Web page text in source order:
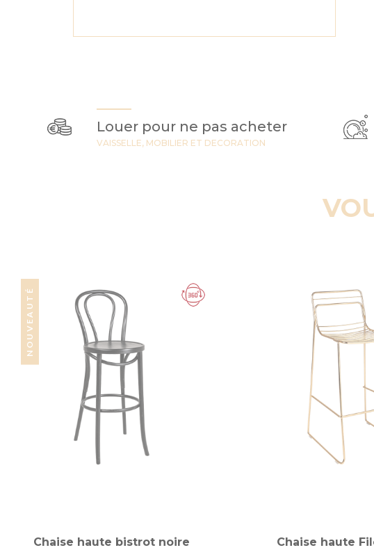
Louer pour ne pas acheter
VAISSELLE, MOBILIER ET DECORATION
NOUVEAUTÉ
Chaise haute bistrot noire
Chaise haute